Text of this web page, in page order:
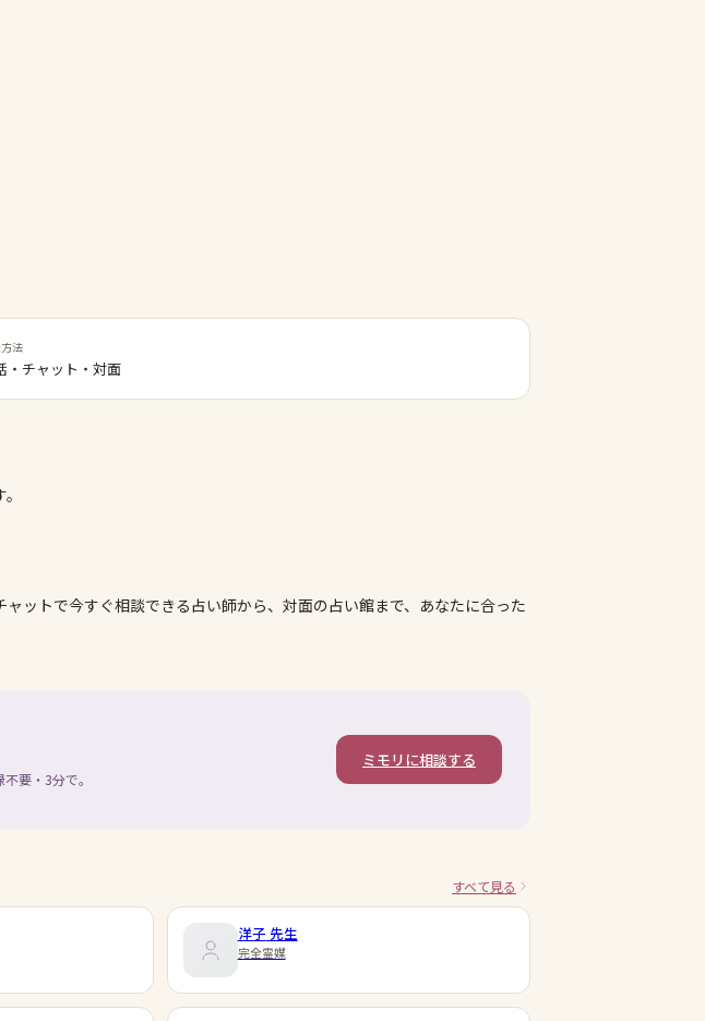
法
・チャット・対面
ットで今すぐ相談できる占い師から、対面の占い館まで、あなたに合った
要・3分で。
ミモリに相談する
すべて見る
洋子 先生
完全霊媒